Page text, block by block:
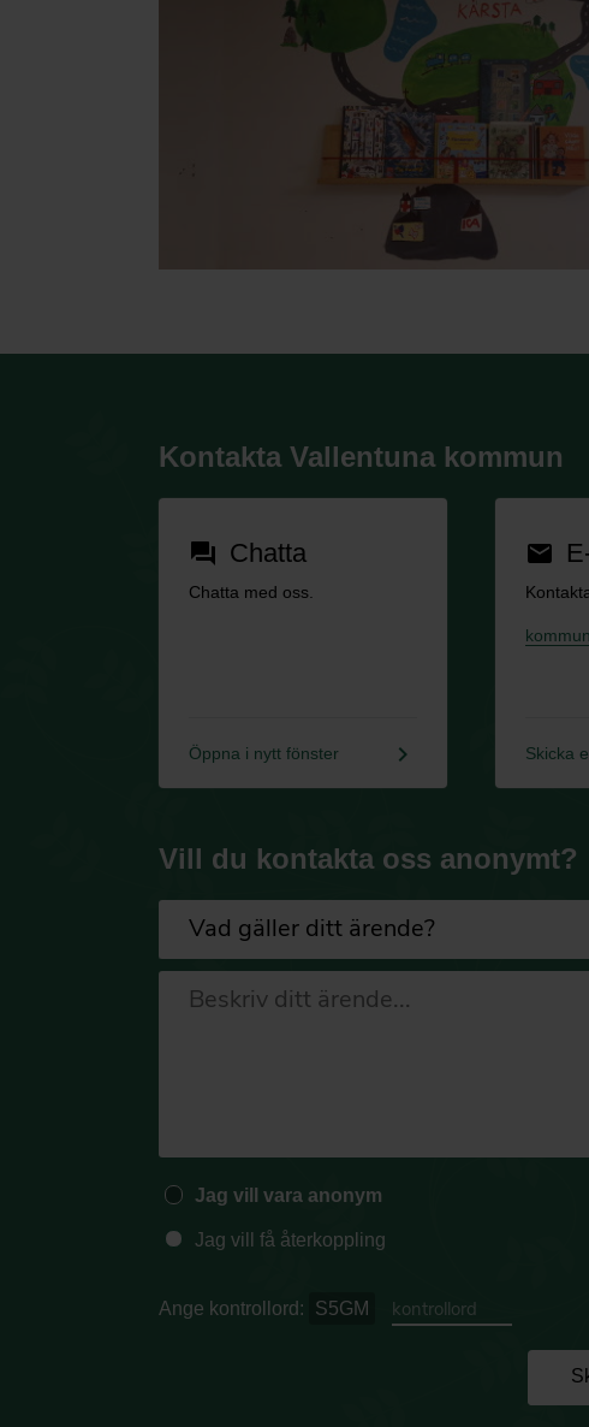
Kontakta Vallentuna kommun
forum Chatta
Chatta med oss.
Öppna i nytt fönster keyboard_arrow_right
email
Skicka
Vill du kontakta oss anonymt?
Jag vill vara anonym
Jag vill få återkoppling
Ange kontrollord: S5GM